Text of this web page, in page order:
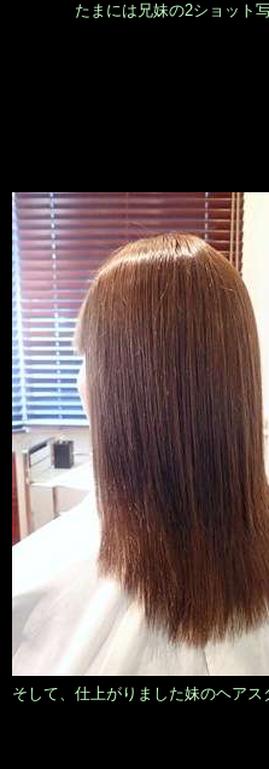
たまには兄妹の2ショット写
そして、仕上がりました妹のヘアス